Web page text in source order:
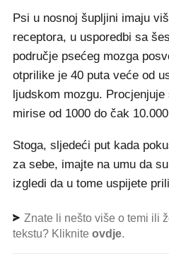
Psi u nosnoj šupljini imaju
receptora, u usporedbi sa
područje psećeg mozga
otprilike je 40 puta veće od
ljudskom mozgu.
mirise od 1000 do čak
Stoga, sljedeći put kada
za sebe, imajte na umu da
izgledi da u tome uspijete
Znate li nešto više o temi ili
tekstu? Kliknite ovdje.